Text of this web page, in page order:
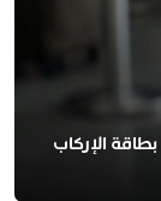
الإركاب